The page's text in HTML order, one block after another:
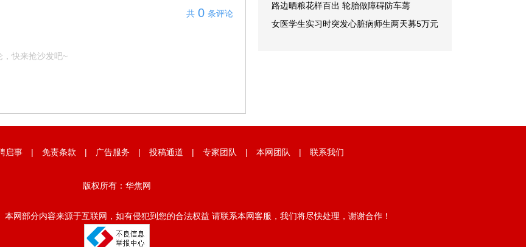
共 0 条评论
，快来抢沙发吧~
路边晒粮花样百出 轮胎做障碍防车蔫
女医学生实习时突发心脏病师生两天募5万元
启事 | 免责条款 | 广告服务 | 投稿通道 | 专家团队 | 本网团队 | 联系我们
版权所有：华焦网
网部分内容来源于互联网，如有侵犯到您的合法权益 请联系本网客服，我们将尽快处理，谢谢合作！